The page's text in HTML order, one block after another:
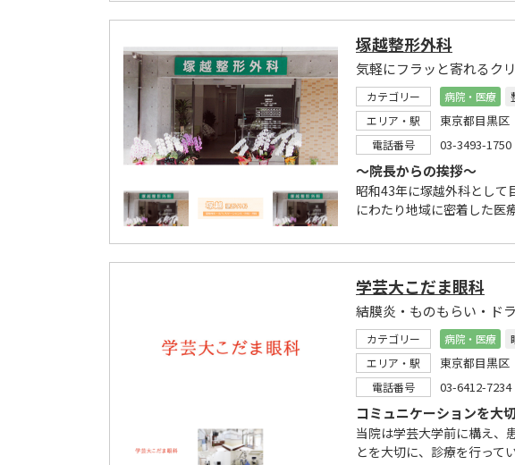
塚越整形外科
気軽にフラッと寄れるク
カテゴリー 病院・医療
エリア・駅
東京都目黒
電話番号 03-3493-1750
～院長からの挨拶～
昭和43年に塚越外科として
にわたり地域に密着した医
学芸大こだま眼科
カテゴリー 病院・医療
エリア・駅
東京都目黒区
電話番号 03-6412-7234
コミュニケーションを大
当院は学芸大学前に構え、
とを大切に、診療を行って